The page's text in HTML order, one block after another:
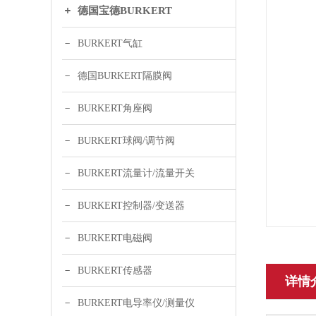
德国宝德BURKERT
BURKERT气缸
德国BURKERT隔膜阀
BURKERT角座阀
BURKERT球阀/调节阀
BURKERT流量计/流量开关
BURKERT控制器/变送器
BURKERT电磁阀
BURKERT传感器
BURKERT电导率仪/测量仪
详情